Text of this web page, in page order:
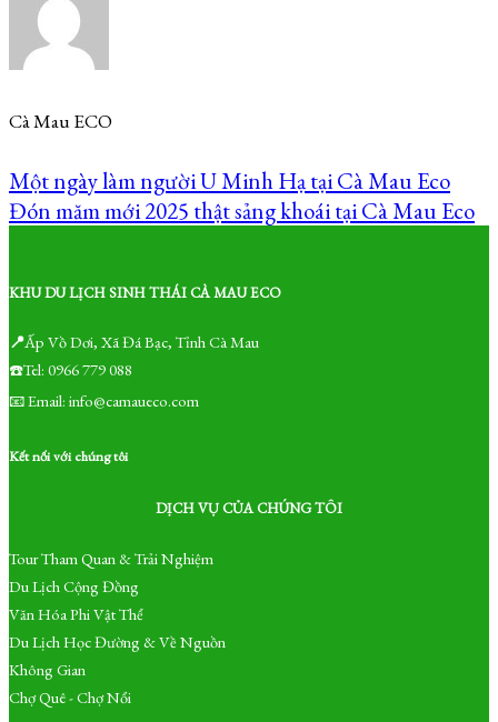
Cà Mau ECO
Một ngày làm người U Minh Hạ tại Cà Mau Eco
Đón măm mới 2025 thật sảng khoái tại Cà Mau Eco
KHU DU LỊCH SINH THÁI CÀ MAU ECO
📍Ấp Vồ Dơi, Xã Đá Bạc, Tỉnh Cà Mau
☎️Tel: 0966 779 088
📧 Email: info@camaueco.com
Kết nối với chúng tôi
DỊCH VỤ CỦA CHÚNG TÔI
Tour Tham Quan & Trải Nghiệm
Du Lịch Cộng Đồng
Văn Hóa Phi Vật Thể
Du Lịch Học Đường & Về Nguồn
Không Gian
Chợ Quê - Chợ Nổi